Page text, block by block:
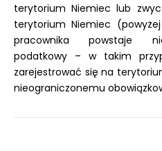
terytorium Niemiec lub
terytorium Niemiec
pracownika powstaje
podatkowy – w takim
zarejestrować się na
nieograniczonemu